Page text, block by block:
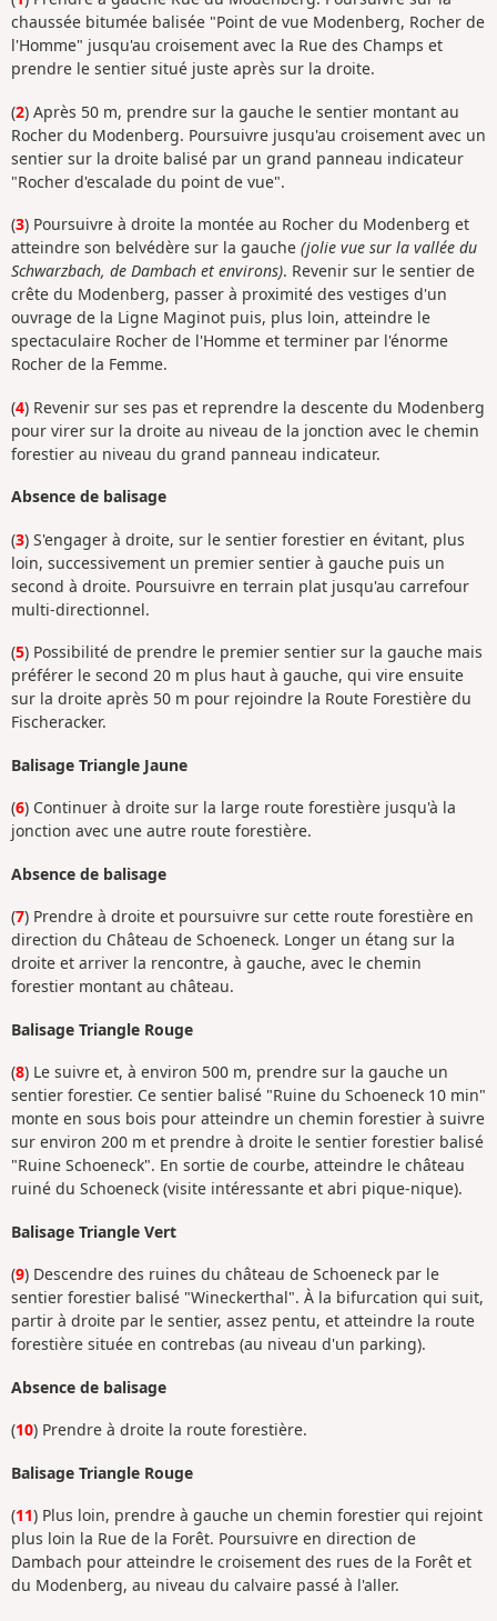
chaussée bitumée balisée "Point de vue Modenberg, Rocher de
l'Homme" jusqu'au croisement avec la Rue des Champs et
prendre le sentier situé juste après sur la droite.
(2) Après 50 m, prendre sur la gauche le sentier montant au
Rocher du Modenberg. Poursuivre jusqu'au croisement avec un
sentier sur la droite balisé par un grand panneau indicateur
"Rocher d'escalade du point de vue".
(3) Poursuivre à droite la montée au Rocher du Modenberg et
atteindre son belvédère sur la gauche (jolie vue sur la vallée du
Schwarzbach, de Dambach et environs). Revenir sur le sentier de
crête du Modenberg, passer à proximité des vestiges d'un
ouvrage de la Ligne Maginot puis, plus loin, atteindre le
spectaculaire Rocher de l'Homme et terminer par l'énorme
Rocher de la Femme.
(4) Revenir sur ses pas et reprendre la descente du Modenberg
pour virer sur la droite au niveau de la jonction avec le chemin
forestier au niveau du grand panneau indicateur.
Absence de balisage
(3) S'engager à droite, sur le sentier forestier en évitant, plus
loin, successivement un premier sentier à gauche puis un
second à droite. Poursuivre en terrain plat jusqu'au carrefour
multi-directionnel.
(5) Possibilité de prendre le premier sentier sur la gauche mais
préférer le second 20 m plus haut à gauche, qui vire ensuite
sur la droite après 50 m pour rejoindre la Route Forestière du
Fischeracker.
Balisage Triangle Jaune
(6) Continuer à droite sur la large route forestière jusqu'à la
jonction avec une autre route forestière.
Absence de balisage
(7) Prendre à droite et poursuivre sur cette route forestière en
direction du Château de Schoeneck. Longer un étang sur la
droite et arriver la rencontre, à gauche, avec le chemin
forestier montant au château.
Balisage Triangle Rouge
(8) Le suivre et, à environ 500 m, prendre sur la gauche un
sentier forestier. Ce sentier balisé "Ruine du Schoeneck 10 min"
monte en sous bois pour atteindre un chemin forestier à suivre
sur environ 200 m et prendre à droite le sentier forestier balisé
"Ruine Schoeneck". En sortie de courbe, atteindre le château
ruiné du Schoeneck (visite intéressante et abri pique-nique).
Balisage Triangle Vert
(9) Descendre des ruines du château de Schoeneck par le
sentier forestier balisé "Wineckerthal". À la bifurcation qui suit,
partir à droite par le sentier, assez pentu, et atteindre la route
forestière située en contrebas (au niveau d'un parking).
Absence de balisage
(10) Prendre à droite la route forestière.
Balisage Triangle Rouge
(11) Plus loin, prendre à gauche un chemin forestier qui rejoint
plus loin la Rue de la Forêt. Poursuivre en direction de
Dambach pour atteindre le croisement des rues de la Forêt et
du Modenberg, au niveau du calvaire passé à l'aller.